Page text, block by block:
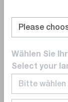
Wählen Sie
Select your